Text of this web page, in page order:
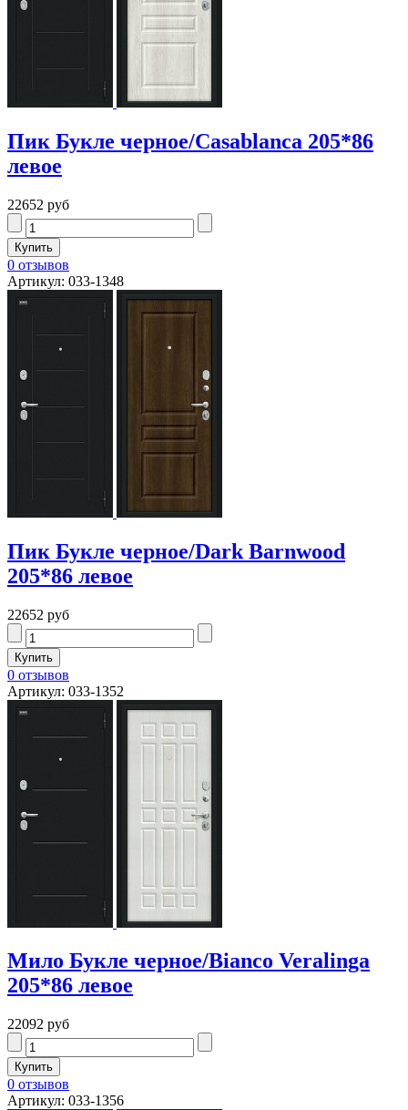
Пик Букле черное/Casablanca 205*86
левое
22652 руб
0 отзывов
Артикул: 033-1348
Пик Букле черное/Dark Barnwood
205*86 левое
22652 руб
0 отзывов
Артикул: 033-1352
Мило Букле черное/Bianco Veralinga
205*86 левое
22092 руб
0 отзывов
Артикул: 033-1356